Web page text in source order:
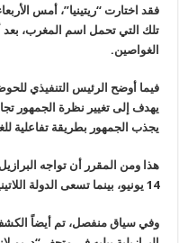
فقد اختارت “ريتينيا”، أمس
تلك التي تحمل اسم المغرب، بعد
الغواصين.
فيما أوضح الرئيس التنفيذي
يهدف إلى تغيير نظرة الجمهور
يجذب الجمهور بطريقة تفاعلية
هذا ومن المقرر أن تواجه
14 يونيو، بينما تسعى الدولة اللاتينية إلى تحقيق لقبها السادس القياسي.
وفي سياق منفصل، تم أيضاً